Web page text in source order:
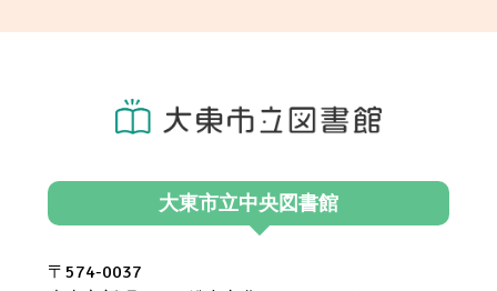
大東市立中央図書館
〒574-0037